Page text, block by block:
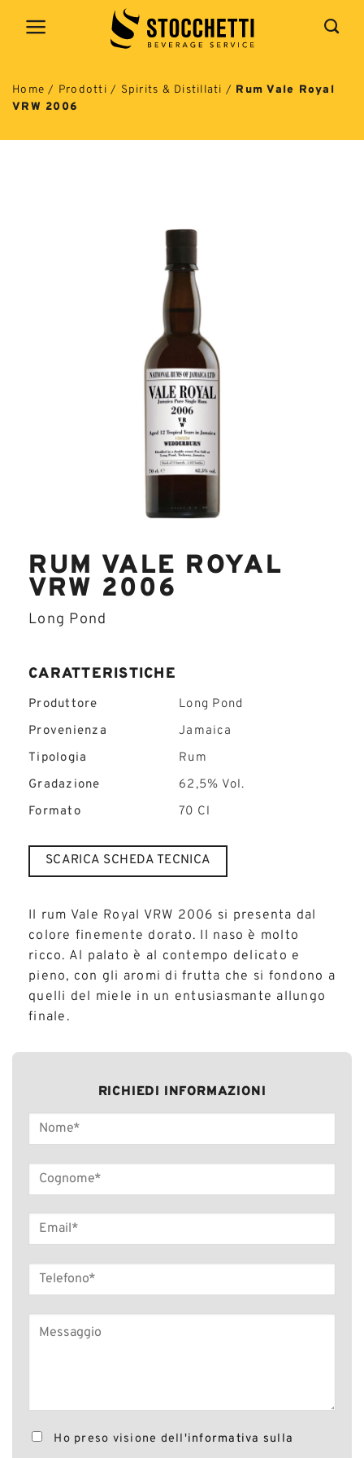
Home / Prodotti / Spirits & Distillati / Rum Vale Royal
VRW 2006
RUM VALE ROYAL
VRW 2006
Long Pond
CARATTERISTICHE
Produttore
Long Pond
Provenienza
Jamaica
Tipologia
Rum
Gradazione
62,5% Vol.
Formato
70 Cl
SCARICA SCHEDA TECNICA
Il rum Vale Royal VRW 2006 si presenta dal
colore finemente dorato. Il naso è molto
ricco. Al palato è al contempo delicato e
pieno, con gli aromi di frutta che si fondono a
quelli del miele in un entusiasmante allungo
finale.
RICHIEDI INFORMAZIONI
Ho preso visione dell'informativa sulla